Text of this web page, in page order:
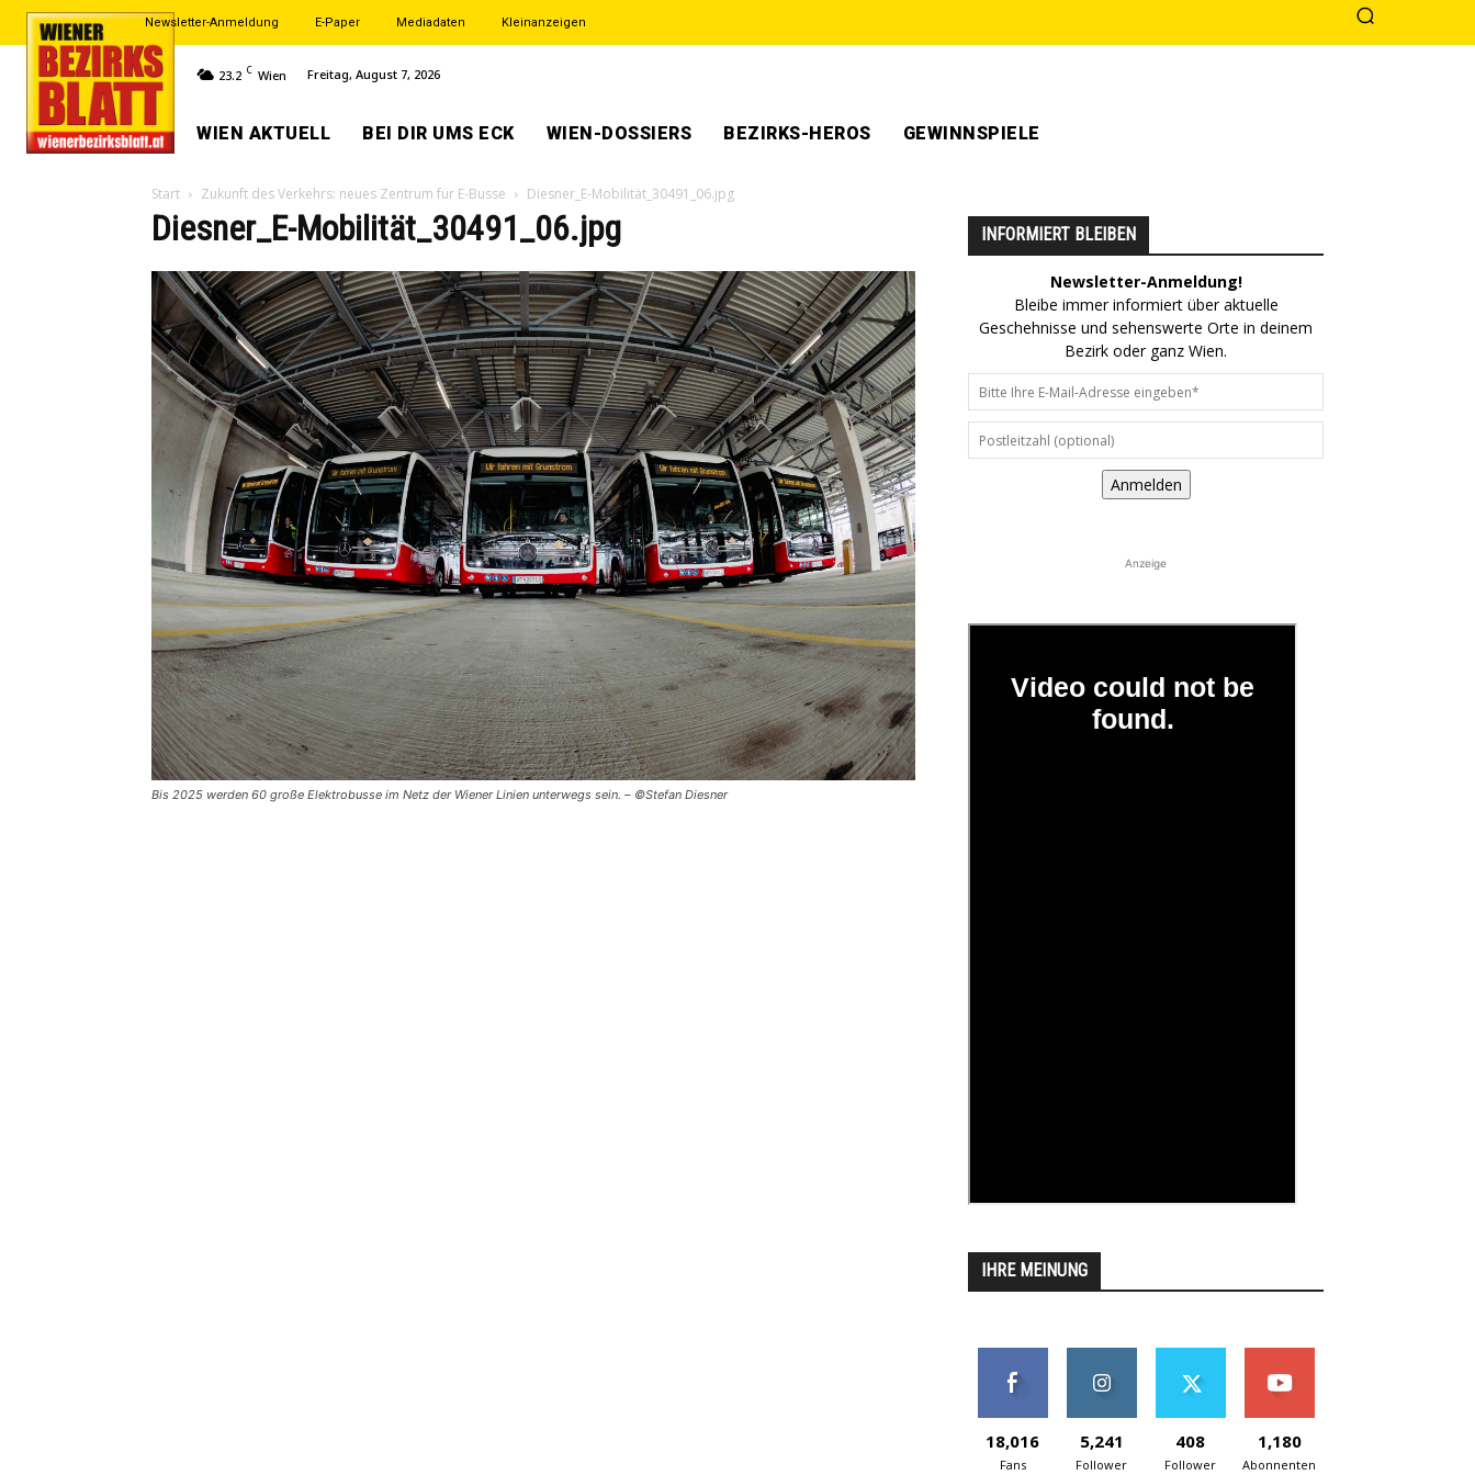
Newsletter-Anmeldung E-Paper Mediadaten Kleinanzeigen
23.2 C Wien Freitag, August 7, 2026
WIEN AKTUELL BEI DIR UMS ECK WIEN-DOSSIERS BEZIRKS-HEROS GEWINNSPIELE
Start Zukunft des Verkehrs: neues Zentrum für E-Busse Diesner_E-Mobilität_30491_06.jpg
Diesner_E-Mobilität_30491_06.jpg
Bis 2025 werden 60 große Elektrobusse im Netz der Wiener Linien unterwegs sein. – ©Stefan Diesner
INFORMIERT BLEIBEN
Newsletter-Anmeldung!
Bleibe immer informiert über aktuelle
Geschehnisse und sehenswerte Orte in deinem
Bezirk oder ganz Wien.
Anmelden
Anzeige
IHRE MEINUNG
18,016
Fans
5,241
Follower
408
Follower
1,180
Abonnenten